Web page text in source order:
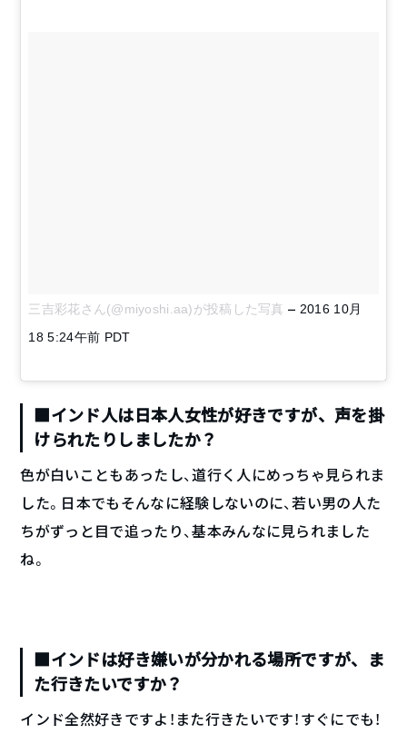
三吉彩花さん(@miyoshi.aa)が投稿した写真 – 2016 10月
18 5:24午前 PDT
■インド人は日本人女性が好きですが、声を掛
けられたりしましたか？
色が白いこともあったし、道行く人にめっちゃ見られま
した。日本でもそんなに経験しないのに、若い男の人た
ちがずっと目で追ったり、基本みんなに見られました
ね。
■インドは好き嫌いが分かれる場所ですが、ま
た行きたいですか？
インド全然好きですよ！また行きたいです！すぐにでも！